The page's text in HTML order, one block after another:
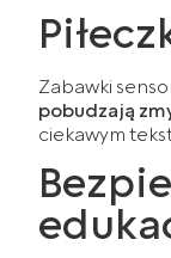
Zabawki
pobudzają
ciekawym